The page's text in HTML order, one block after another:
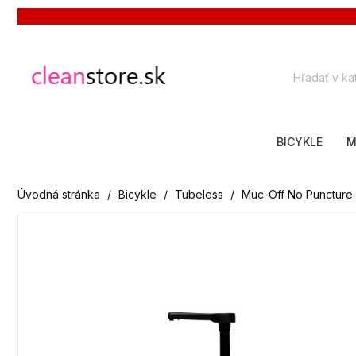
BICYKLE
Úvodná stránka Bicykle Tubeless Muc-Off No Puncture